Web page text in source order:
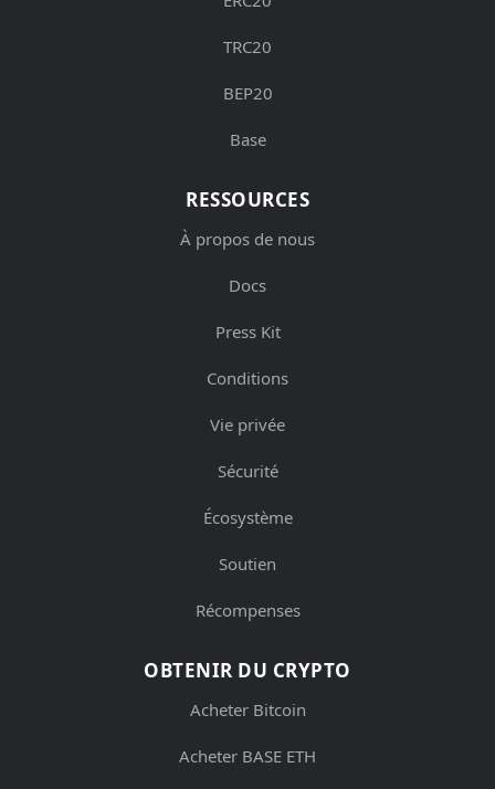
TRC20
BEP20
Base
RESSOURCES
À propos de nous
Docs
Press Kit
Conditions
Vie privée
Sécurité
Écosystème
Soutien
Récompenses
OBTENIR DU CRYPTO
Acheter Bitcoin
Acheter BASE ETH